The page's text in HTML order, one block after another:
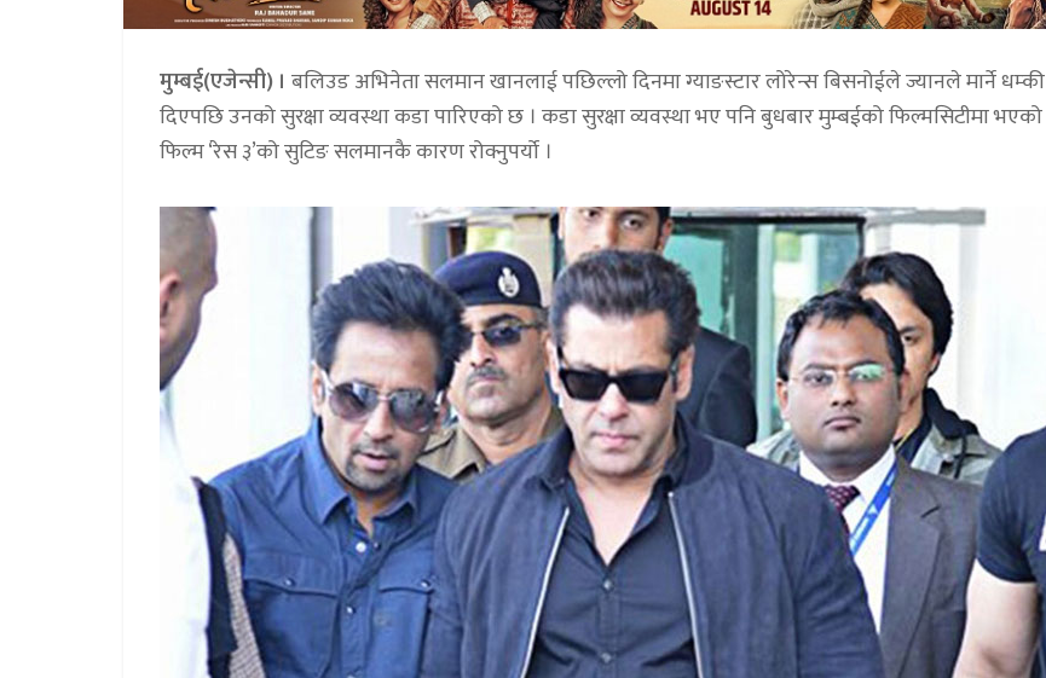
मुम्बई(एजेन्सी) । बलिउड अभिनेता सलमान खानलाई पछिल्लो दिनमा ग्याङस्टार लोरेन्स बिसनोईले ज्यानले मार्ने धम्की
दिएपछि उनको सुरक्षा व्यवस्था कडा पारिएको छ । कडा सुरक्षा व्यवस्था भए पनि बुधबार मुम्बईको फिल्मसिटीमा भएको
फिल्म ‘रेस ३’को सुटिङ सलमानकै कारण रोक्नुपर्यो ।